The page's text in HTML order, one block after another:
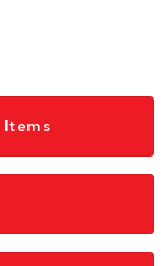
Items